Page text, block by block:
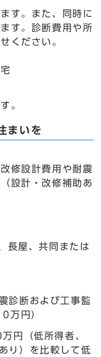
す。また、同時に
す。診断費用や所
ください。
。
まいを
修設計費用や耐震
設計・改修補助あ
長屋、共同または
診断および工事監
万円）
円（低所得者、
り）を比較して低